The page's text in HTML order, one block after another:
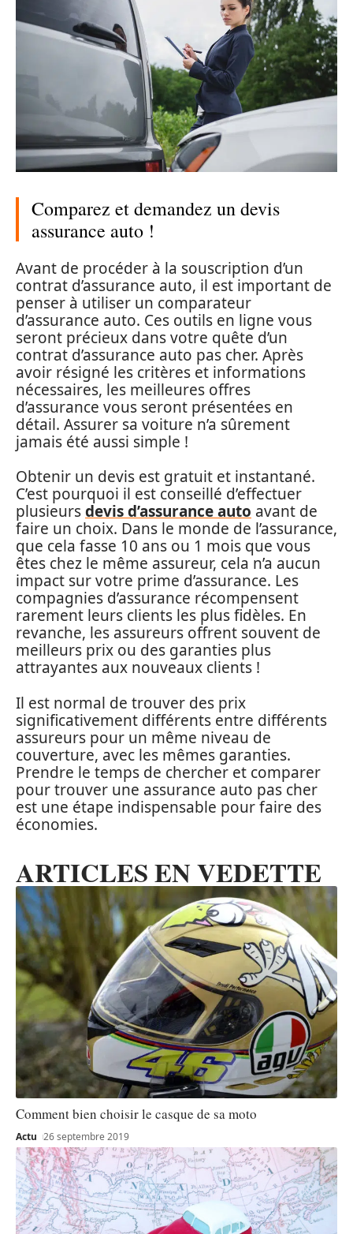
Comparez et demandez un devis
assurance auto !
Avant de procéder à la souscription d’un
contrat d’assurance auto, il est important de
penser à utiliser un comparateur
d’assurance auto. Ces outils en ligne vous
seront précieux dans votre quête d’un
contrat d’assurance auto pas cher. Après
avoir résigné les critères et informations
nécessaires, les meilleures offres
d’assurance vous seront présentées en
détail. Assurer sa voiture n’a sûrement
jamais été aussi simple !
Obtenir un devis est gratuit et instantané.
C’est pourquoi il est conseillé d’effectuer
plusieursdevis d’assurance auto avant de
faire un choix. Dans le monde de l’assurance,
que cela fasse 10 ans ou 1 mois que vous
êtes chez le même assureur, cela n’a aucun
impact sur votre prime d’assurance. Les
compagnies d’assurance récompensent
rarement leurs clients les plus fidèles. En
revanche, les assureurs offrent souvent de
meilleurs prix ou des garanties plus
attrayantes aux nouveaux clients !
Il est normal de trouver des prix
significativement différents entre différents
assureurs pour un même niveau de
couverture, avec les mêmes garanties.
Prendre le temps de chercher et comparer
pour trouver une assurance auto pas cher
est une étape indispensable pour faire des
économies.
ARTICLES EN VEDETTE
Comment bien choisir le casque de sa moto
Actu 26 septembre 2019